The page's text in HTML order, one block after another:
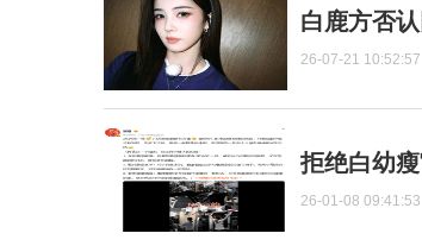
白鹿方否
26-07-21 10:52:57
拒绝白幼
26-01-08 09:41:53